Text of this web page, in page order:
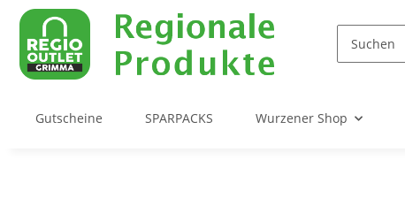
Gutscheine SPARPACKS Wurzener Shop